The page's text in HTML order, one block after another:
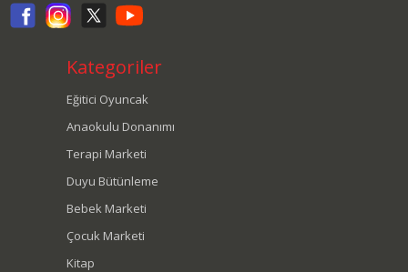
Kategoriler
Eğitici Oyuncak
Anaokulu Donanımı
Terapi Marketi
Duyu Bütünleme
Bebek Marketi
Çocuk Marketi
Kitap